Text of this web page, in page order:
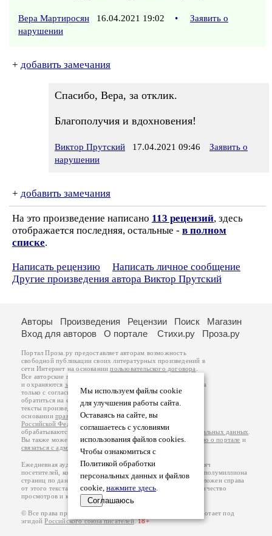
Вера Мартиросян 16.04.2021 19:02 •
Заявить о
нарушении
+ добавить замечания
Спасибо, Вера, за отклик.
Благополучия и вдохновения!
Виктор Прутский 17.04.2021 09:46
Заявить о
нарушении
+ добавить замечания
На это произведение написано 113 рецензий, здесь
отображается последняя, остальные - в полном
списке.
Написать рецензию
Написать личное сообщение
Другие произведения автора Виктор Прутский
Мы используем файлы cookie
для улучшения работы сайта.
Оставаясь на сайте, вы
соглашаетесь с условиями
использования файлов cookies.
Чтобы ознакомиться с
Политикой обработки
персональных данных и файлов
cookie, нажмите здесь.
Соглашаюсь
Авторы Произведения Рецензии Поиск
Магазин
Вход для авторов
О портале Стихи.ру Проза.ру
Портал Проза.ру предоставляет авторам возможность
свободной публикации своих литературных произведений в
сети Интернет на основаниипользовательского договора
Все авторские права на произведения принадлежат авторам
и охраняются законом
. Перепечатка произведений возможна
только с согласия его автора, к которому вы можете
обратиться на его авторской странице. Ответственность за
тексты произведений авторы несут самостоятельно на
основанииправил публикацииизаконодательства
Российской Федерации
обрабатываются на основанииПолитики обработки персональных данных
Вы также можете посмотреть более подробнуюинформацию о портале и
связаться с администрацией
Ежедневная аудитория портала Проза.ру – порядка 100 тысяч
посетителей, которые в общей сумме просматривают более полумиллиона
страниц по данным счетчика посещаемости, который расположен справа
от этого текста. В каждой графе указано по две цифры: количество
просмотров и количество посетителей.
© Все права принадлежат авторам, 2000-2026. Портал работает под
эгидойРоссийского союза писателей.18+